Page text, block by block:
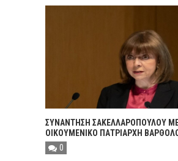
ΣΥΝΑΝΤΗΣΗ ΣΑΚΕΛΛΑΡΟΠΟΥΛΟΥ
ΟΙΚΟΥΜΕΝΙΚΟ ΠΑΤΡΙΑΡΧΗ
0